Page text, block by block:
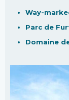
Way-
Parc de
Domaine